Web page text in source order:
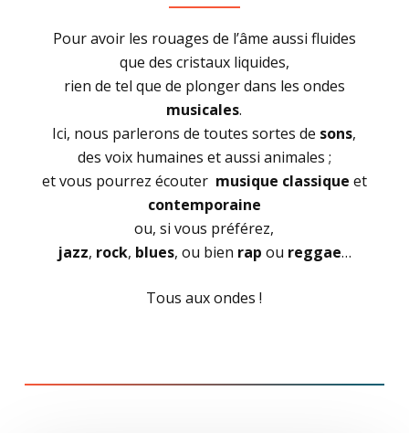
Pour avoir les rouages de l’âme aussi fluides
que des cristaux liquides,
rien de tel que de plonger dans les ondes
musicales.
Ici, nous parlerons de toutes sortes de sons,
des voix humaines et aussi animales ;
et vous pourrez écouter musique classique et
contemporaine
ou, si vous préférez,
jazz, rock, blues, ou bien rap ou reggae…
Tous aux ondes !